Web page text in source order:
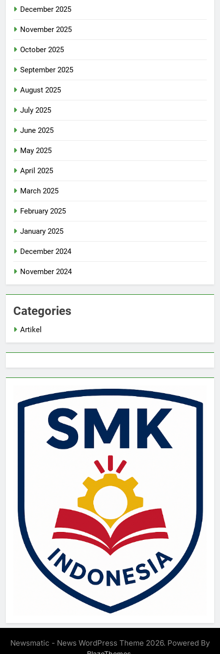
December 2025
November 2025
October 2025
September 2025
August 2025
July 2025
June 2025
May 2025
April 2025
March 2025
February 2025
January 2025
December 2024
November 2024
Categories
Artikel
Newsmatic - News WordPress Theme 2026. Powered By